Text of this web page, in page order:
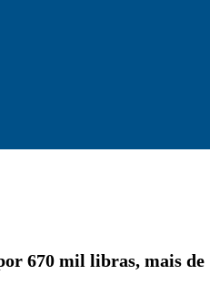
670 mil libras, mais